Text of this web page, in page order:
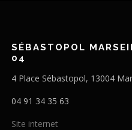
SÉBASTOPOL
04
4 Place Sébastopol, 13004
04 91 34 35 63
Site internet